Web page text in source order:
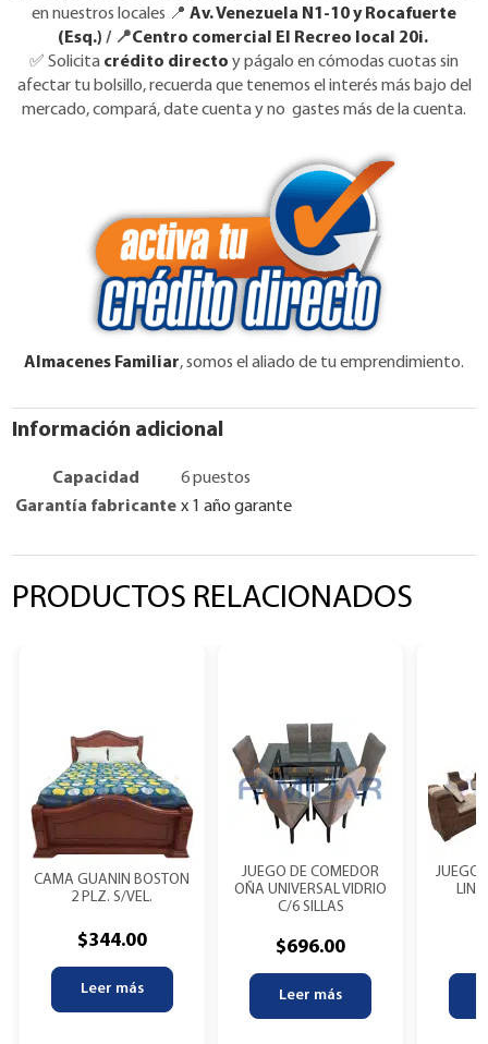
en nuestros locales 📍 Av. Venezuela N1-10 y Rocafuerte
(Esq.) / 📍Centro comercial El Recreo local 20i.
✅ Solicita crédito directo y págalo en cómodas cuotas sin
afectar tu bolsillo, recuerda que tenemos el interés más bajo del
mercado, compará, date cuenta y no gastes más de la cuenta.
Almacenes Familiar, somos el aliado de tu emprendimiento.
Información adicional
Capacidad
6 puestos
Garantía fabricante x 1 año garante
PRODUCTOS RELACIONADOS
CAMA GUANIN BOSTON
2 PLZ. S/VEL.
$344.00
Leer más
JUEGO DE COMEDOR
OÑA UNIVERSAL VIDRIO
C/6 SILLAS
$696.00
Leer más
JUEGO